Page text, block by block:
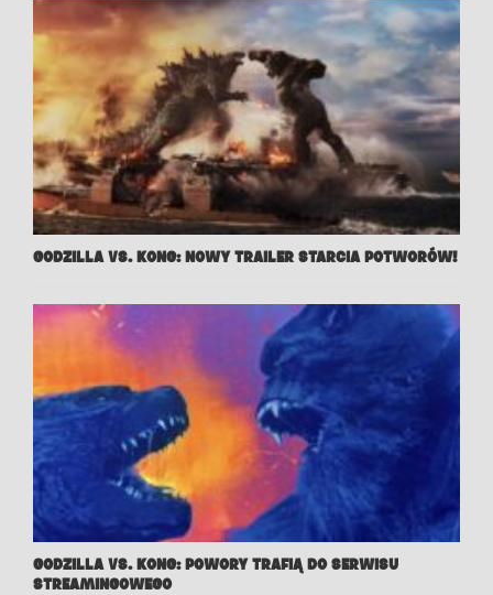
GODZILLA VS. KONG: NOWY TRAILER STARCIA POTWORÓW!
GODZILLA VS. KONG: POWORY TRAFIĄ DO SERWISU
STREAMINGOWEGO